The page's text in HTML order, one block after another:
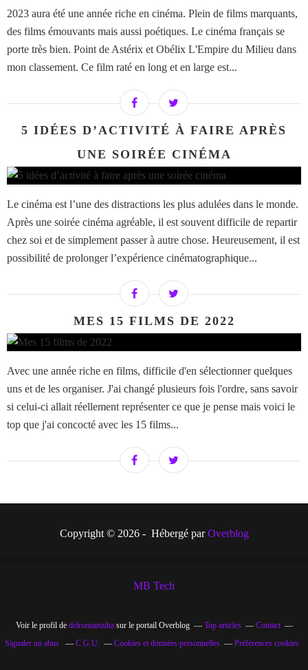
2023 aura été une année riche en cinéma. Plein de films marquants,
des films émouvants mais aussi poétiques. Le cinéma français se
porte très bien. Point de Astérix et Obélix L'Empire du Milieu dans
mon classement. Ce film raté en long et en large est...
5 IDÉES D’ACTIVITÉ À FAIRE APRÈS
UNE SOIRÉE CINÉMA
Le cinéma est l’une des distractions les plus adulées dans le monde.
Après une soirée cinéma agréable, il est souvent difficile de repartir
chez soi et de simplement passer à autre chose. Heureusement, il est
possibilité de prolonger l’expérience cinématographique...
MES 15 FILMS DE 2022
Avec une année riche en films, difficile d'en sélectionner quelques
uns et de les organiser. J'ai changé plusieurs fois l'ordre, sans savoir
si celui-ci allait réellement représenter ce que je pense mais voici le
top que j'ai concocté avec les 15 films...
Copyright © 2026 - Hébergé parOverblog
MB Tech
Voir le profil de delromainzikasur le portail Overblog Top articles
Contact
Signaler un abus
C.G.U. Cookies et données personnelles Préférences cookies